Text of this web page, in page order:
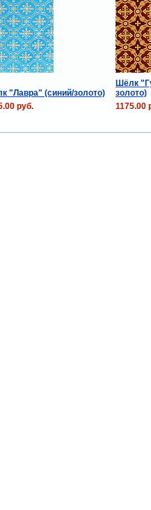
"Лавра" (синий/золото)
Шёлк
золото)
руб.
1175.00